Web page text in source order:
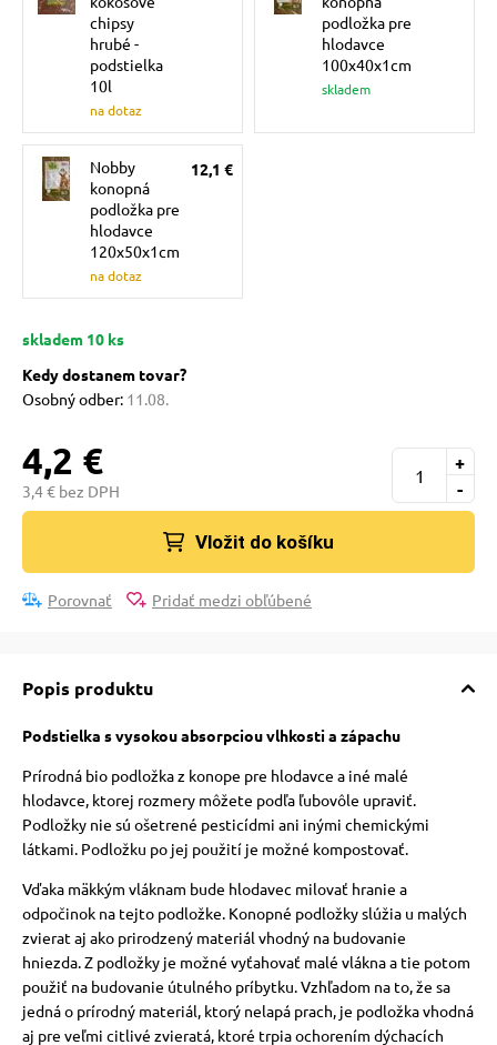
a ohlávky
so psom
mačky
podložky
chipsy
hrubé -
podstielka
10l
na dotaz
podložka pre
hlodavce
100x40x1cm
skladem
Nobby
konopná
podložka pre
hlodavce
120x50x1cm
na dotaz
12,1 €
skladem 10 ks
Kedy dostanem tovar?
Osobný odber: 11.08.
4,2 €
3,4 € bez DPH -
+
Vložit do košíku
Porovnať Pridať medzi obľúbené
Popis produktu
Podstielka s vysokou absorpciou vlhkosti a zápachu
Prírodná bio podložka z konope pre hlodavce a iné malé
hlodavce, ktorej rozmery môžete podľa ľubovôle upraviť.
Podložky nie sú ošetrené pesticídmi ani inými chemickými
látkami. Podložku po jej použití je možné kompostovať.
Vďaka mäkkým vláknam bude hlodavec milovať hranie a
odpočinok na tejto podložke. Konopné podložky slúžia u malých
zvierat aj ako prirodzený materiál vhodný na budovanie
hniezda.Z podložky je možné vyťahovať malé vlákna a tie potom
použiť na budovanie útulného príbytku.Vzhľadom na to, že sa
jedná o prírodný materiál, ktorý nelapá prach, je podložka vhodná
aj pre veľmi citlivé zvieratá, ktoré trpia ochorením dýchacích